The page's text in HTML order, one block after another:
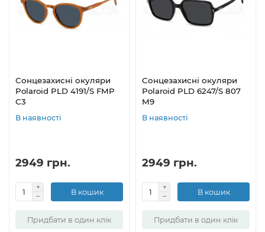
Сонцезахисні окуляри
Polaroid PLD 4191/S FMP
C3
В наявності
2949 грн.
В кошик
Придбати в один клік
Сонцезахисні окуляри
Polaroid PLD 6247/S 807
M9
В наявності
2949 грн.
В кошик
Придбати в один клік